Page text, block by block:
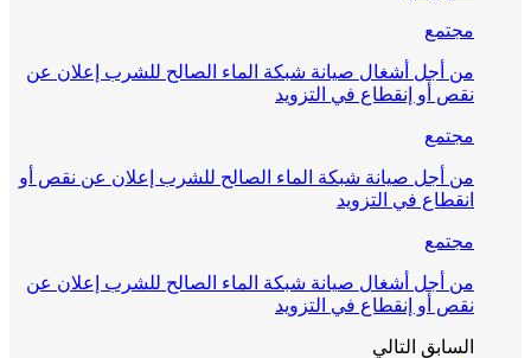
مجتمع
من أجل أشغال صيانة شبكة الماء الصالح للشرب إعلان عن
نقص أو إنقطاع في التزويد
مجتمع
من أجل صيانة شبكة الماء الصالح للشرب إعلان عن نقص أو
انقطاع في التزويد
مجتمع
من أجل أشغال صيانة شبكة الماء الصالح للشرب إعلان عن
نقص أو إنقطاع في التزويد
السابق التالي